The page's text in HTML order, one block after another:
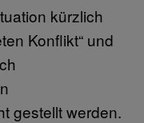
kürzlich
Konflikt“ und
gestellt werden.